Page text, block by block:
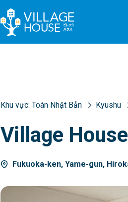
Khu vực: Toàn Nhật Bản Kyushu
Village
Fukuoka-ken, Yame-gun,